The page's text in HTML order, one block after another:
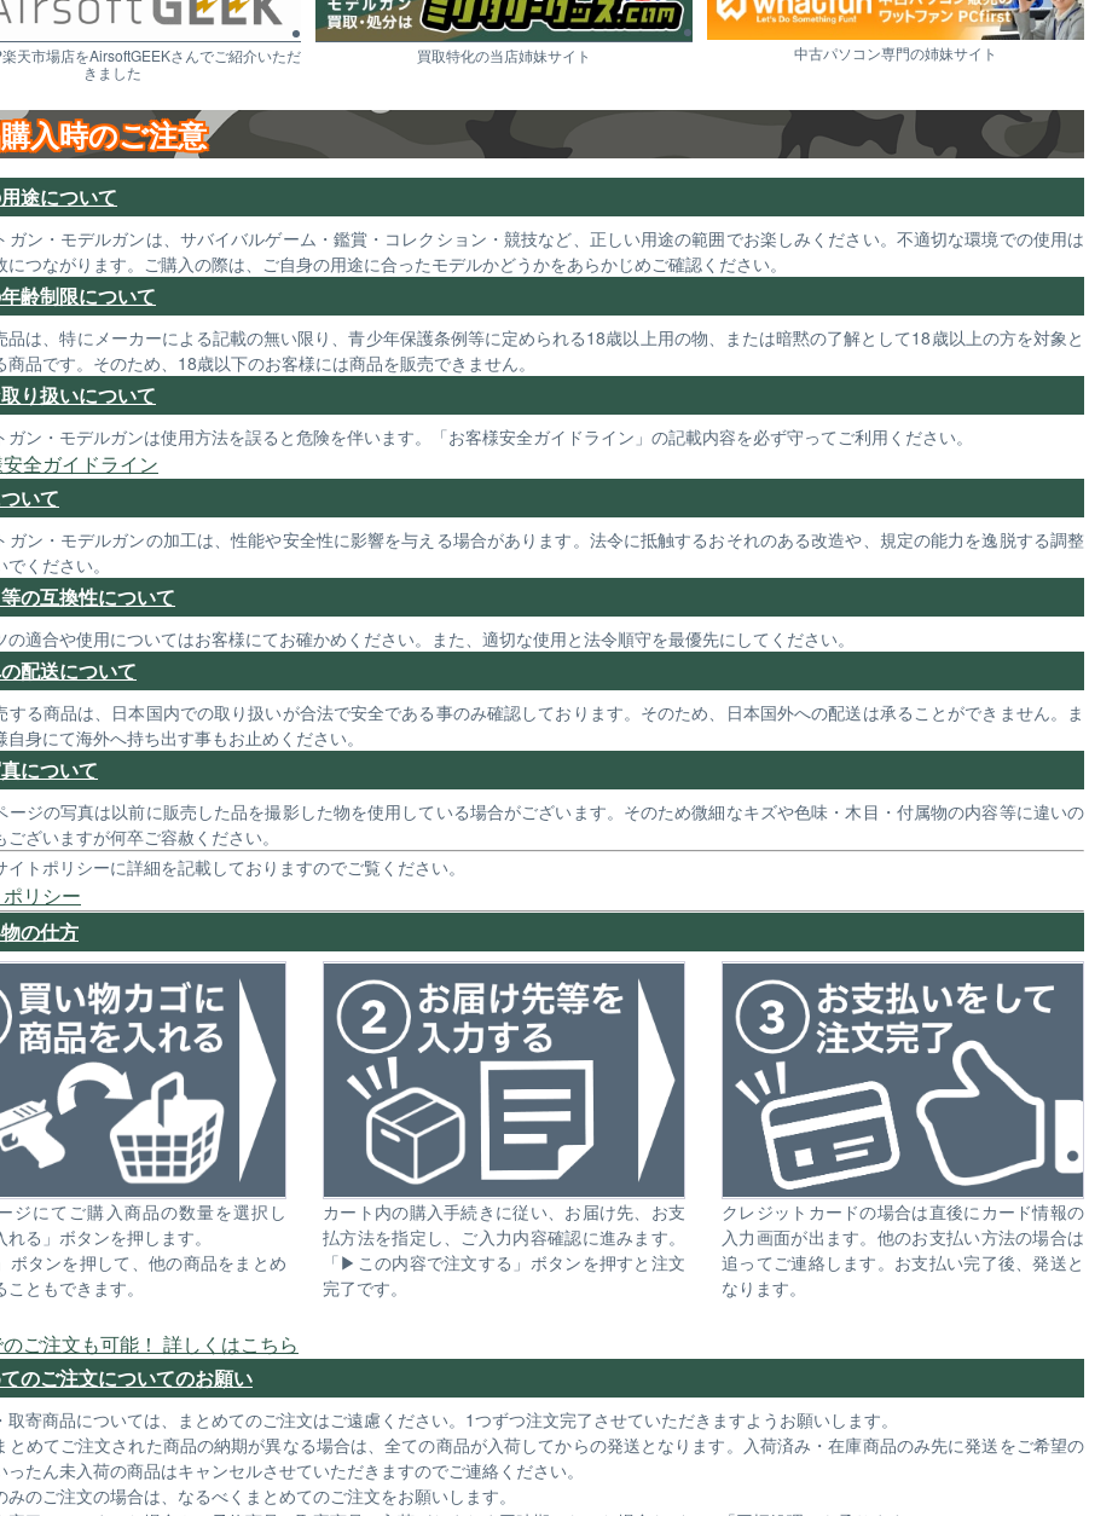
天市場店をAirsoftGEEKさんでご紹介いただ
きました
買取特化の当店姉妹サイト 中古パソコン専門の姉妹サイト
入時のご注意
途について
ガン・モデルガンは、サバイバルゲーム・鑑賞・コレクション・競技など、正しい用途の範囲でお楽しみください。不適切な環境での使用は
につながります。ご購入の際は、ご自身の用途に合ったモデルかどうかをあらかじめご確認ください。
齢制限について
品は、特にメーカーによる記載の無い限り、青少年保護条例等に定められる18歳以上用の物、または暗黙の了解として18歳以上の方を対象と
商品です。そのため、18歳以下のお客様には商品を販売できません。
り扱いについて
ガン・モデルガンは使用方法を誤ると危険を伴います。「お客様安全ガイドライン」の記載内容を必ず守ってご利用ください。
全ガイドライン
いて
ガン・モデルガンの加工は、性能や安全性に影響を与える場合があります。法令に抵触するおそれのある改造や、規定の能力を逸脱する調整
ください。
の互換性について
の適合や使用についてはお客様にてお確かめください。また、適切な使用と法令順守を最優先にしてください。
配送について
する商品は、日本国内での取り扱いが合法で安全である事のみ確認しております。そのため、日本国外への配送は承ることができません。ま
自身にて海外へ持ち出す事もお止めください。
について
ージの写真は以前に販売した品を撮影した物を使用している場合がございます。そのため微細なキズや色味・木目・付属物の内容等に違いの
ございますが何卒ご容赦ください。
イトポリシーに詳細を記載しておりますのでご覧ください。
リシー
の仕方
ジにてご購入商品の数量を選択し
れる」ボタンを押します。
ボタンを押して、他の商品をまとめ
ともできます。
カート内の購入手続きに従い、お届け先、お支
払方法を指定し、ご入力内容確認に進みます。
「▶この内容で注文する」ボタンを押すと注文
完了です。
クレジットカードの場合は直後にカード情報の
入力画面が出ます。他のお支払い方法の場合は
追ってご連絡します。お支払い完了後、発送と
なります。
ご注文も可能！ 詳しくはこちら
のご注文についてのお願い
取寄商品については、まとめてのご注文はご遠慮ください。1つずつ注文完了させていただきますようお願いします。
とめてご注文された商品の納期が異なる場合は、全ての商品が入荷してからの発送となります。入荷済み・在庫商品のみ先に発送をご希望の
ったん未入荷の商品はキャンセルさせていただきますのでご連絡ください。
みのご注文の場合は、なるべくまとめてのご注文をお願いします。